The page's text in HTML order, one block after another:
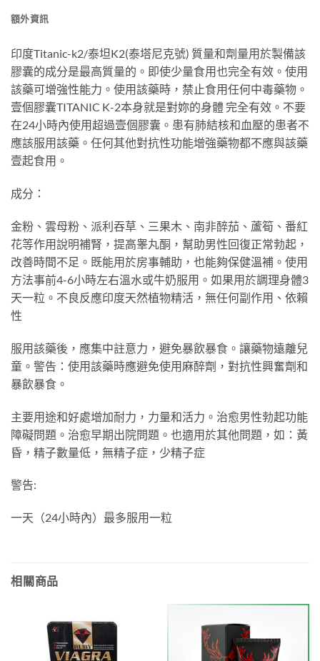
額外資訊
印度Titanic-k2/泰坦K2(泰塔尼克號) 質量和劑量用於製備該
膠囊的成分是最高質量的。即使少量食用也完全有效。使用
該藥可增強性能力。使用該藥時，禁止食用任何中毒藥物。
壹個膠囊TITANIC K-2本身就是對妳的身體 完全有效。不要
在24小時內使用超過壹個膠囊。患有肺結核和血壓的患者不
應該服用該藥。任何其他對抗性功能增強藥物都不應與該藥
壹起食用。
成分：
金粉、雲母粉、派利吞草、三果木、南非醉茄、蘆筍、番紅
花等作用說明補腎，提高睾丸酮，幫助男性回復正常勃起，
改善時間不足。既能用於房事輔助，也能夠保健溫補。使用
方法事前4-6小時左右溫水或牛奶服用。如果用於調理身體3
天一粒。不良反應印度天然植物精活，無任何副作用、依賴
性
服用該藥後，應集中註意力，避免暴飲暴食。讓藥物遠離兒
童。警告：使用該藥時應避免使用麻醉劑，對抗性興奮劑和
暴飲暴食。
主要用途和好處增加耐力，力量和活力。治愈男性勃起功能
障礙問題。治愈早期出院問題。也適用於其他問題，如：黃
昏，精子數量低，無精子症，少精子症
警告:
一天（24小時內）最多服用一粒
相關商品